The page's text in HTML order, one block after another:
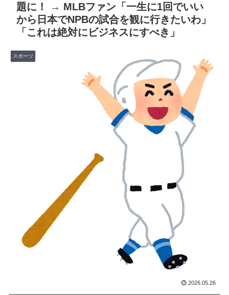
▶ 【朗報】レインボー池田、女子アナと結婚www
▶ 【海外の反応】冨安健洋がクリスタル・パレス加入へ
▶ 韓国人「この夏、韓国人が東京へ行くしかない理由がこ
ちら…」→「快適そうでめちゃくちゃ羨ましい…（ﾌﾞﾙ
ﾌﾞﾙ」＝韓国の反応
外国人「使い捨てだ」FIFA会長、辞任危機でトランプ政
権に泣き付くも無視されて海外失笑！【海外の反応】
国際的な小咄 読者投稿 中小企業診断士受験者向けのIT
【韓国の反応】また日本が竹島の領有権を主張してきた
ぞ → 「この話題は永遠に終わらないな」「日本政府の
支持率が落ちてきた時点でこの手のニュースが出るのは
予想できた」
日本旅行キャンセルすべきか…1万年ぶり史上最大級の
火山の兆し＝韓国の反応
▶
【海外の反応】アルゼンチン協会、FIFA会長に断固たる
支持を表明「隠す気もないんだなｗ」
題に！ → MLBファン「一生に1回でいい
から日本でNPBの試合を観に行きたいわ」
「これは絶対にビジネスにすべき」
スポーツ
2026.05.26